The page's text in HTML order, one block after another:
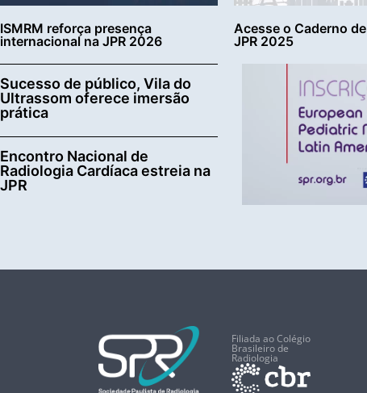
ISMRM reforça presença
internacional na JPR 2026
Acesse o Caderno
JPR 2025
Sucesso de público, Vila do
Ultrassom oferece imersão
prática
Encontro Nacional de
Radiologia Cardíaca estreia na
JPR
Filiada ao Colégio
Brasileiro de
Radiologia